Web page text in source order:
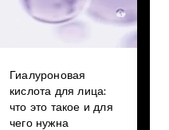
Гиалуроновая
кислота для лица:
что это такое и для
чего нужна